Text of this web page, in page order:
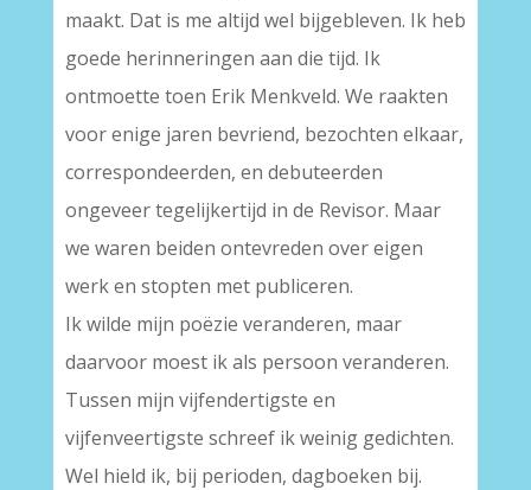
maakt. Dat is me altijd wel bijgebleven. Ik heb
goede herinneringen aan die tijd. Ik
ontmoette toen Erik Menkveld. We raakten
voor enige jaren bevriend, bezochten elkaar,
correspondeerden, en debuteerden
ongeveer tegelijkertijd in de Revisor. Maar
we waren beiden ontevreden over eigen
werk en stopten met publiceren.
Ik wilde mijn poëzie veranderen, maar
daarvoor moest ik als persoon veranderen.
Tussen mijn vijfendertigste en
vijfenveertigste schreef ik weinig gedichten.
Wel hield ik, bij perioden, dagboeken bij.